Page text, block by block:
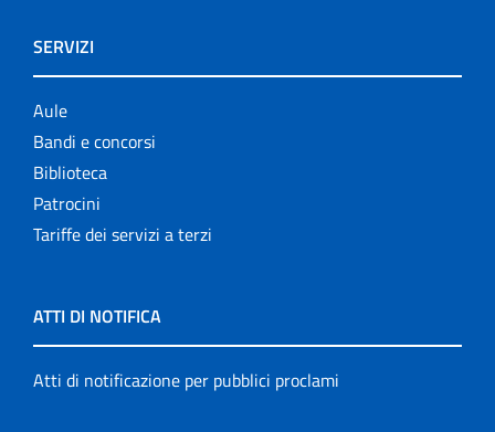
SERVIZI
Aule
Bandi e concorsi
Biblioteca
Patrocini
Tariffe dei servizi a terzi
ATTI DI NOTIFICA
Atti di notificazione per pubblici proclami